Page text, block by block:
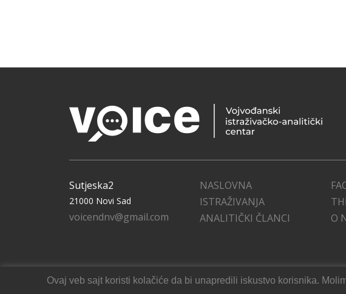
Sutjeska2
21000 Novi Sad
voicendnv@gmail.com
NASLOVNA
ISTRAŽIVANJA
ANALITIČKI ČLANCI
O
Ovaj veb sajt koristi kolačiće da bi unapredili iskustvo korisnika.